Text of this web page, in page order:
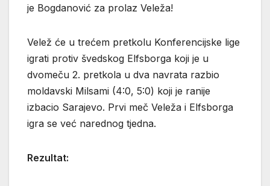
je Bogdanović za prolaz Veleža!
Velež će u trećem pretkolu Konferencijske lige
igrati protiv švedskog Elfsborga koji je u
dvomeču 2. pretkola u dva navrata razbio
moldavski Milsami (4:0, 5:0) koji je ranije
izbacio Sarajevo. Prvi meč Veleža i Elfsborga
igra se već narednog tjedna.
Rezultat: